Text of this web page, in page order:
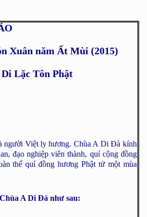
Xuân năm Ất Mùi (2015)
Lặc Tôn Phật
Việt ly hương. Chùa A Di Đà kính
đạo nghiệp viên thành, quí cộng đồng
thể quí đồng hương Phật tử một mùa
A Di Đà như sau: